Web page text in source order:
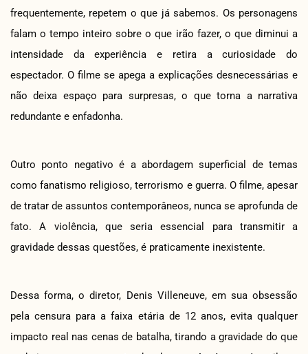
frequentemente, repetem o que já sabemos. Os personagens
falam o tempo inteiro sobre o que irão fazer, o que diminui a
intensidade da experiência e retira a curiosidade do
espectador. O filme se apega a explicações desnecessárias e
não deixa espaço para surpresas, o que torna a narrativa
redundante e enfadonha.
Outro ponto negativo é a abordagem superficial de temas
como fanatismo religioso, terrorismo e guerra. O filme, apesar
de tratar de assuntos contemporâneos, nunca se aprofunda de
fato. A violência, que seria essencial para transmitir a
gravidade dessas questões, é praticamente inexistente.
Dessa forma, o diretor, Denis Villeneuve, em sua obsessão
pela censura para a faixa etária de 12 anos, evita qualquer
impacto real nas cenas de batalha, tirando a gravidade do que